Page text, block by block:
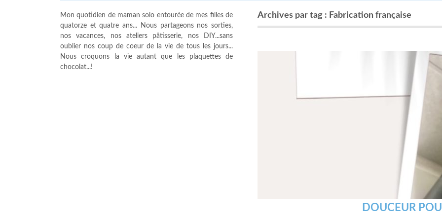
Archives par tag : Fabrication française
DOUCEUR
Mon quotidien de maman solo entourée de mes filles de
quatorze et quatre ans... Nous partageons nos sorties,
nos vacances, nos ateliers pâtisserie, nos DIY...sans
oublier nos coup de coeur de la vie de tous les jours...
Nous croquons la vie autant que les plaquettes de
chocolat...!